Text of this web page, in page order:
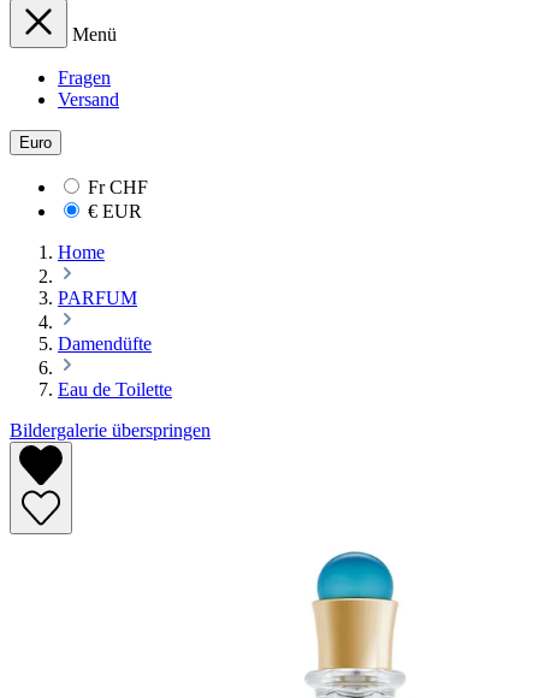
Menü
Fragen
Versand
Euro
FrCHF
€ EUR
Home
PARFUM
Damendüfte
Eau de Toilette
Bildergalerie überspringen